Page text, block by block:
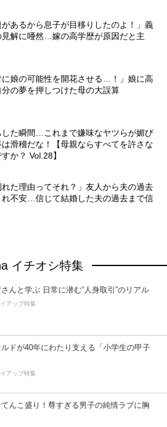
があるから息子が目移りしたのよ！」義
見解に唖然…嫁の高学歴が原因だと主
に娘の可能性を開花させる…！」娘に高
の夢を押しつけた母の大誤算
した瞬間…これまで嫌味なヤツらが媚び
滑稽だな！【母親ならすべてを許さな
か？ Vol.28】
れた理由ってそれ？」友人から夫の過去
れ不安…信じて結婚した夫の過去まで信
イチオシ特集
んと学ぶ 日常に潜む“人身取引”のリアル
アップ特集
ドが40年にわたり支える「小学生の甲子
アップ特集
んこ盛り！尊すぎる男子の純情ラブに胸